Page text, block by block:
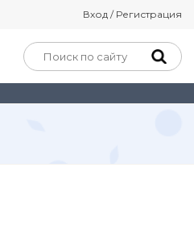
Вход / Регистрация